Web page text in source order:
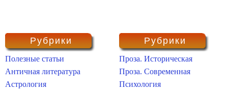
Рубрики
Полезные статьи
Античная литература
Астрология
Рубрики
Проза. Историческая
Проза. Современная
Психология